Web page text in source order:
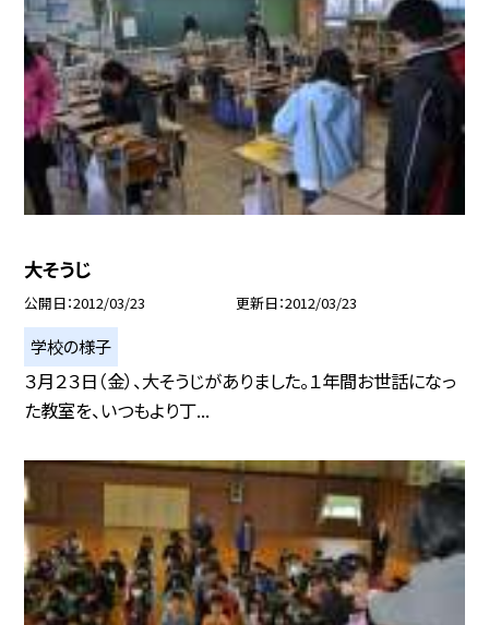
大そうじ
公開日 2012/03/23 更新日 2012/03/23
学校の様子
３月２３日（金）、大そうじがありました。１年間お世話になっ
た教室を、いつもより丁...